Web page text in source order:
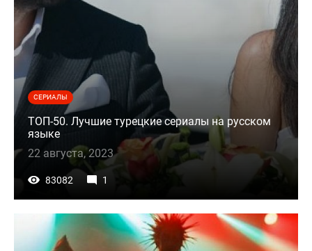
СЕРИАЛЫ
ТОП-50. Лучшие турецкие сериалы на русском
языке
22 августа, 2023
83082 1